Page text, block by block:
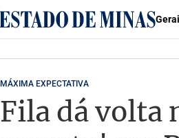
MÁXIMA EXPECTATIVA
Fila dá volta